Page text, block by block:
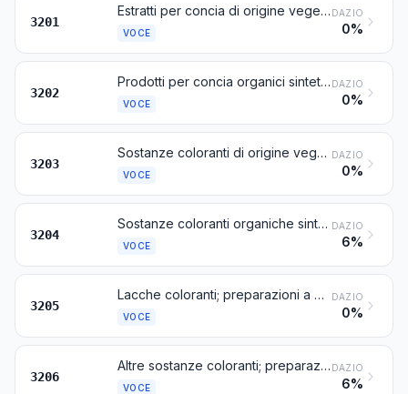
3201
Estratti per concia di origine vegetale; tannini e loro sali, eteri, esteri e altri derivati
VOCE
DAZIO
0%
3202
Prodotti per concia organici sintetici; prodotti per concia inorganici; preparazioni per concia, anche contenenti prodotti per concia naturali; preparazioni enzimatiche per preconcia
VOCE
DAZIO
0%
3203
Sostanze coloranti di origine vegetale o animale (compresi gli estratti per tinta, ma esclusi i neri di origine animale), anche di costituzione chimica definita; preparazioni a base di sostanze coloranti di origine vegetale o animale, previste nella nota 3 di questo capitolo
VOCE
DAZIO
0%
3204
Sostanze coloranti organiche sintetiche, anche di costituzione chimica definita; preparazioni a base di sostanze coloranti organiche sintetiche previste nella nota 3 di questo capitolo; prodotti organici sintetici dei tipi utilizzati come « agenti fluorescenti di avvivaggio » o come « sostanze luminescenti », anche di costituzione chimica definita
VOCE
DAZIO
6%
3205
Lacche coloranti; preparazioni a base di lacche coloranti, previste nella nota 3 di questo capitolo
VOCE
DAZIO
0%
3206
Altre sostanze coloranti; preparazioni previste nella nota 3 di questo capitolo, diverse da quelle delle voci 3203, 3204 o 3205; prodotti inorganici dei tipi utilizzati come « sostanze luminescenti », anche di costituzione chimica definita
VOCE
DAZIO
6%